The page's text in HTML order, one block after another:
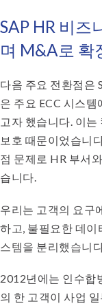
SAP HR 비즈
며 M&A로 확
다음 주요 전환점은
은 주요 ECC 시스
고자 했습니다. 이는
보호 때문이었습니
점 문제로 HR 부서
습니다.
우리는 고객의 요구
하고, 불필요한 데
스템을 분리했습니
2012년에는 인수합
의 한 고객이 사업